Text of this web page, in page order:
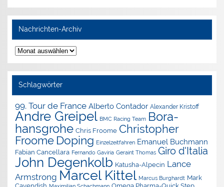
Nachrichten-Archiv
Nachrichten-
Archiv
Schlagwörter
99. Tour de France Alberto Contador Alexander Kristoff
Andre Greipel BMC Racing Team Bora-
hansgrohe Chris Froome Christopher
Froome Doping Einzelzeitfahren Emanuel Buchmann
Fabian Cancellara Fernando Gaviria Geraint Thomas Giro d'Italia
John Degenkolb Katusha-Alpecin Lance
Armstrong Marcel Kittel Marcus Burghardt Mark